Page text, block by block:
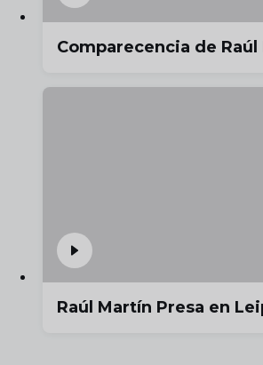
Comparecencia de
Raúl Martín Presa en